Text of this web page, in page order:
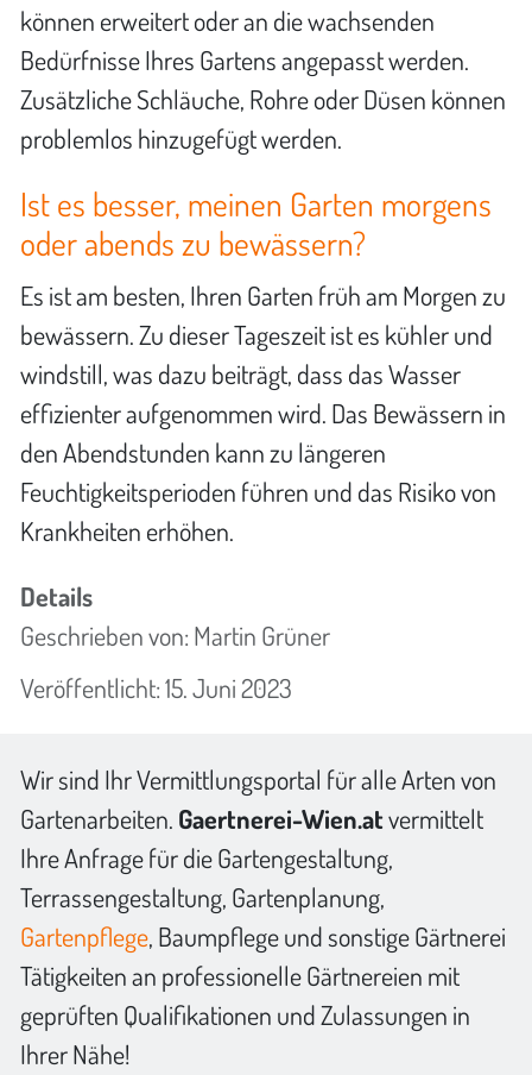
können erweitert oder an die wachsenden
Bedürfnisse Ihres Gartens angepasst werden.
Zusätzliche Schläuche, Rohre oder Düsen können
problemlos hinzugefügt werden.
Ist es besser, meinen Garten morgens
oder abends zu bewässern?
Es ist am besten, Ihren Garten früh am Morgen zu
bewässern. Zu dieser Tageszeit ist es kühler und
windstill, was dazu beiträgt, dass das Wasser
effizienter aufgenommen wird. Das Bewässern in
den Abendstunden kann zu längeren
Feuchtigkeitsperioden führen und das Risiko von
Krankheiten erhöhen.
Details
Geschrieben von: Martin Grüner
Veröffentlicht: 15. Juni 2023
Wir sind Ihr Vermittlungsportal für alle Arten von
Gartenarbeiten. Gaertnerei-Wien.atvermittelt
Ihre Anfrage für die Gartengestaltung,
Terrassengestaltung, Gartenplanung,
Gartenpflege, Baumpflege und sonstige Gärtnerei
Tätigkeiten an professionelle Gärtnereien mit
geprüften Qualifikationen und Zulassungen in
Ihrer Nähe!